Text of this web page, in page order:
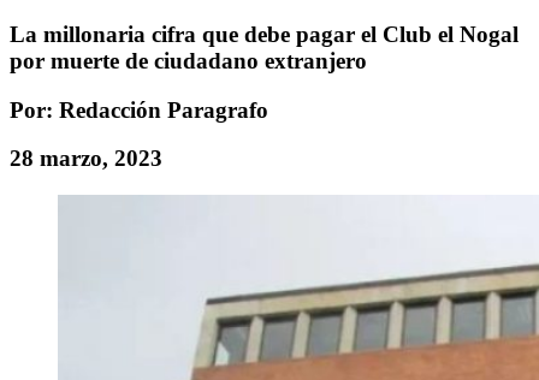
La millonaria cifra que debe pagar el Club el Nogal
por muerte de ciudadano extranjero
Por: Redacción Paragrafo
28 marzo, 2023